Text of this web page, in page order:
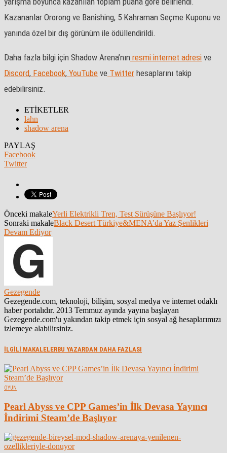
Kazananlar Ororong ve Banishing, 5 Kahraman Seçme Kuponu ve
yanında özel bir dış görünüm ile ödüllendirildi.
Daha fazla bilgi için Shadow Arena’nın resmi internet adresi ve
Discord, Facebook, YouTube ve Twitter hesaplarını takip
edebilirsiniz.
ETİKETLER
lahn
shadow arena
PAYLAŞ
Facebook
Twitter
Önceki makaleYerli Elektrikli Tren, Test Sürüşüne Başlıyor!
Sonraki makaleBlack Desert Türkiye&MENA’da Yaz Şenlikleri
Devam Ediyor
Gezegende
Gezegende.com, teknoloji, bilişim, sosyal medya ve internet odaklı
haber portalıdır. 2013 Temmuz ayında yayına başlayan
Gezegende.com'u yakından takip etmek için sosyal ağ hesaplarımızı
izlemeye alabilirsiniz.
İLGİLİ MAKALELERBU YAZARDAN DAHA FAZLASI
OYUN
Pearl Abyss ve CPP Games’in İlk Devasa Yayıncı
İndirimi Steam’de Başlıyor